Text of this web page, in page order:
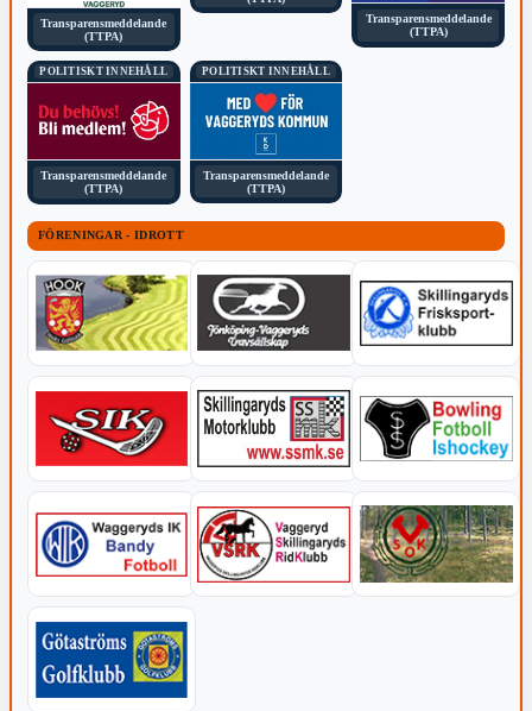
Transparensmeddelande
(TTPA)
Transparensmeddelande
(TTPA)
POLITISKT INNEHÅLL
Transparensmeddelande
(TTPA)
POLITISKT INNEHÅLL
Transparensmeddelande
(TTPA)
FÖRENINGAR - IDROTT